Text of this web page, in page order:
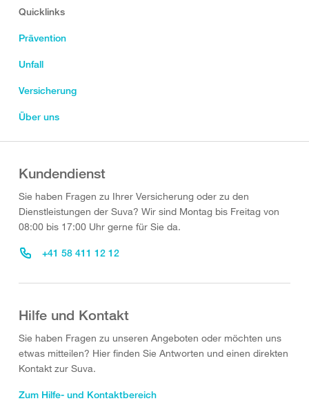
Quicklinks
Prävention
Unfall
Versicherung
Über uns
Kundendienst
Sie haben Fragen zu Ihrer Versicherung oder zu den
Dienstleistungen der Suva? Wir sind Montag bis Freitag von
08:00 bis 17:00 Uhr gerne für Sie da.
+41 58 411 12 12
Hilfe und Kontakt
Sie haben Fragen zu unseren Angeboten oder möchten uns
etwas mitteilen? Hier finden Sie Antworten und einen direkten
Kontakt zur Suva.
Zum Hilfe- und Kontaktbereich